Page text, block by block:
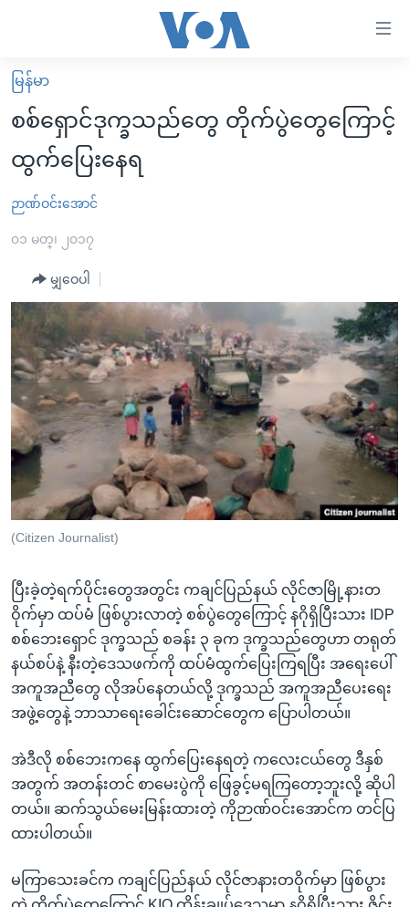
လွယ်ကူ
စေ
Link
များ
ပင်မ
ကျော်
ရန်
ပင်မ
ညွန်း
စာမျက်နှာ
သို့
ကျော်
ကြည့်
ရှာဖွေ
ရန်
နေရာ
သို့
ကျော်
ရန်
မူလစာမျက်နှာ
မြန်မာ
ကမ္ဘာ့သတင်းများ
နိုင်ငံတကာ
အစ္စရေး-ပါလက်စတိုင်း
ဗွီဒီယို
အင်္ဂလိပ်စာလေ့လာမယ်
အမေရိကန်သုံးအီဒီယံ
မကြေးမုံရဲ့ အင်္ဂလိပ်စာ
ရုပ်ရှင်ထဲက အင်္ဂလိပ်စာ
သုတပဒေသာ အင်္ဂလိပ်စာ
အပတ်စဉ်ကဏ္ဍများ
ရေဒီယို
တီဗွီ
ရေဒီယိုနှင့်ရုပ်သံ အချက်အလက်များ
ရေဒီယို/တီဗွီအစီအစဉ်
Learning English
ဗွီအိုအေ လူမှုကွန်ယက်များ
ဘာသာစကားများ
မြန်မာ
စစ်ရှောင်ဒုက္ခသည်တွေ တိုက်ပွဲတွေကြောင့်
ထွက်ပြေးနေရ
ဉာဏ်ဝင်းအောင်
၀၁ မတ္၊ ၂၀၁၇
မျှဝေပါ
(Citizen Journalist)
ပြီးခဲ့တဲ့ရက်ပိုင်းတွေအတွင်း ကချင်ပြည်နယ် လိုင်ဇာမြို့နားတ
ဝိုက်မှာ ထပ်မံ ဖြစ်ပွားလာတဲ့ စစ်ပွဲတွေကြောင့် နဂိုရှိပြီးသား IDP
စစ်ဘေးရှောင် ဒုက္ခသည် စခန်း ၃ ခုက ဒုက္ခသည်တွေဟာ တရုတ်
နယ်စပ်နဲ့ နီးတဲ့ဒေသဖက်ကို ထပ်မံထွက်ပြေးကြရပြီး အရေးပေါ်
အကူအညီတွေ လိုအပ်နေတယ်လို့ ဒုက္ခသည် အကူအညီပေးရေး
အဖွဲ့တွေနဲ့ ဘာသာရေးခေါင်းဆောင်တွေက ပြောပါတယ်။
အဲဒီလို စစ်ဘေးကနေ ထွက်ပြေးနေရတဲ့ ကလေးငယ်တွေ ဒီနှစ်
အတွက် အတန်းတင် စာမေးပွဲကို ဖြေခွင့်မရကြတော့ဘူးလို့ ဆိုပါ
တယ်။ ဆက်သွယ်မေးမြန်းထားတဲ့ ကိုဉာဏ်ဝင်းအောင်က တင်ပြ
ထားပါတယ်။
မကြာသေးခင်က ကချင်ပြည်နယ် လိုင်ဇာနားတဝိုက်မှာ ဖြစ်ပွား